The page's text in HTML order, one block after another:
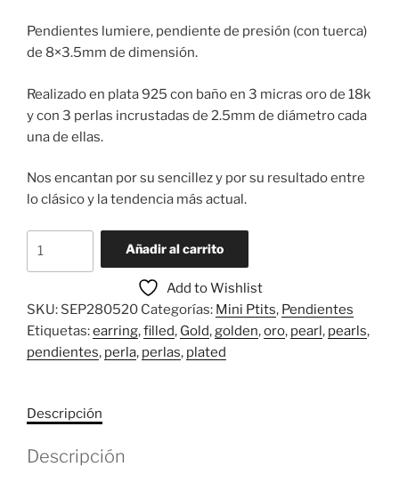
original
era:
actual
es:
Pendientes lumiere, pendiente de presión (con tuerca)
de 8×3.5mm de dimensión.
Realizado en plata 925 con baño en 3 micras oro de 18k
y con 3 perlas incrustadas de 2.5mm de diámetro cada
una de ellas.
Nos encantan por su sencillez y por su resultado entre
lo clásico y la tendencia más actual.
Añadir al carrito
Add to Wishlist
SKU: SEP280520 Categorías: Mini Ptits, Pendientes
Etiquetas:earring,filled, Gold,golden,oro, pearl, pearls,
pendientes, perla, perlas, plated
Descripción
Descripción